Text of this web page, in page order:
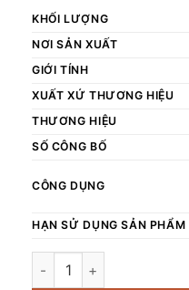
KHỐI LƯỢNG
NƠI SẢN XUẤT
GIỚI TÍNH
XUẤT XỨ THƯƠNG HIỆU
THƯƠNG HIỆU
SỐ CÔNG BỐ
CÔNG DỤNG
HẠN SỬ DỤNG SẢN PHẨM
Mặt nạ thạch quả yuja